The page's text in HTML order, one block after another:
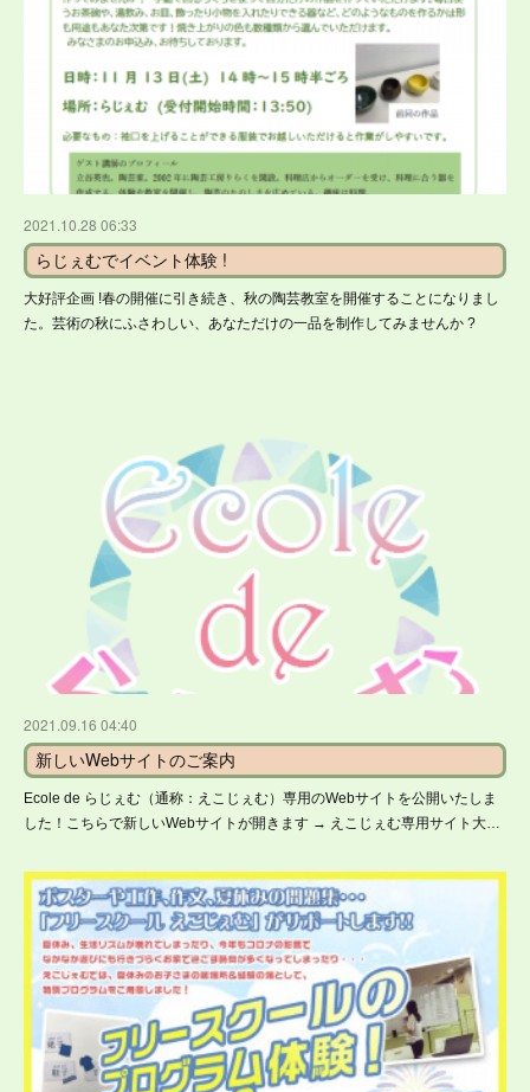
2021.10.28 06:33
らじぇむでイベント体験 !
大好評企画 !春の開催に引き続き、秋の陶芸教室を開催することになりまし
た。芸術の秋にふさわしい、あなただけの一品を制作してみませんか ?
2021.09.16 04:40
新しいWebサイトのご案内
Ecole de らじぇむ（通称：えこじぇむ）専用のWebサイトを公開いたしま
した！こちらで新しいWebサイトが開きます → えこじぇむ専用サイト大…